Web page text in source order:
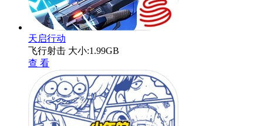
天启行动
飞行射击 大小:1.99GB
查 看